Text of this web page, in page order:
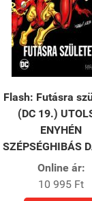
Flash: ​Futásra
(DC 19.)
ENYHÉN
SZÉPSÉGHIBÁS
Online ár:
10 995 Ft